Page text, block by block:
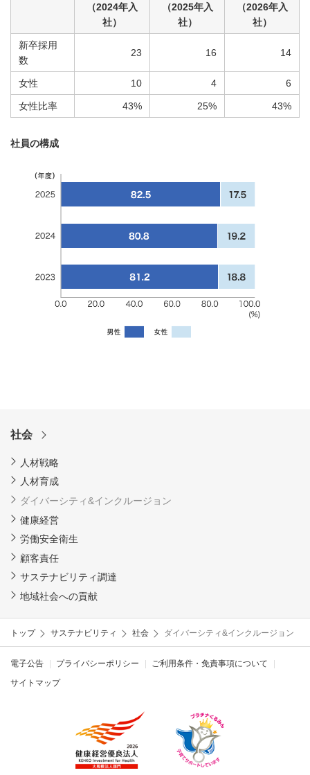
（2024年入
社）
（2025年入
社）
（2026年入
社）
新卒採用
数
23 16 14
女性 10 4 6
女性比率 43% 25% 43%
社員の構成
社会
人材戦略
人材育成
ダイバーシティ&インクルージョン
健康経営
労働安全衛生
顧客責任
サステナビリティ調達
地域社会への貢献
トップ サステナビリティ 社会 ダイバーシティ&インクルージョン
電子公告 プライバシーポリシー
ご利用条件・免責事項について
サイトマップ